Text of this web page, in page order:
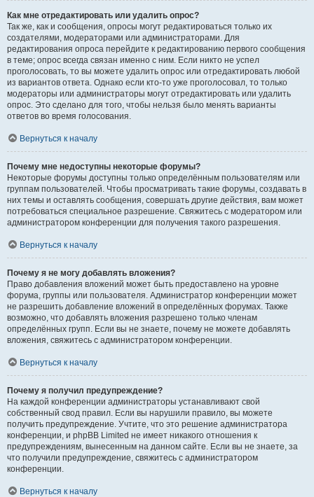
Как мне отредактировать или удалить опрос?
Так же, как и сообщения, опросы могут редактироваться только их
создателями, модераторами или администраторами. Для
редактирования опроса перейдите к редактированию первого сообщения
в теме; опрос всегда связан именно с ним. Если никто не успел
проголосовать, то вы можете удалить опрос или отредактировать любой
из вариантов ответа. Однако если кто-то уже проголосовал, то только
модераторы или администраторы могут отредактировать или удалить
опрос. Это сделано для того, чтобы нельзя было менять варианты
ответов во время голосования.
Вернуться к началу
Почему мне недоступны некоторые форумы?
Некоторые форумы доступны только определённым пользователям или
группам пользователей. Чтобы просматривать такие форумы, создавать в
них темы и оставлять сообщения, совершать другие действия, вам может
потребоваться специальное разрешение. Свяжитесь с модератором или
администратором конференции для получения такого разрешения.
Вернуться к началу
Почему я не могу добавлять вложения?
Право добавления вложений может быть предоставлено на уровне
форума, группы или пользователя. Администратор конференции может
не разрешить добавление вложений в определённых форумах. Также
возможно, что добавлять вложения разрешено только членам
определённых групп. Если вы не знаете, почему не можете добавлять
вложения, свяжитесь с администратором конференции.
Вернуться к началу
Почему я получил предупреждение?
На каждой конференции администраторы устанавливают свой
собственный свод правил. Если вы нарушили правило, вы можете
получить предупреждение. Учтите, что это решение администратора
конференции, и phpBB Limited не имеет никакого отношения к
предупреждениям, вынесенным на данном сайте. Если вы не знаете, за
что получили предупреждение, свяжитесь с администратором
конференции.
Вернуться к началу